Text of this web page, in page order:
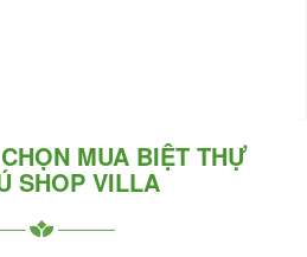
MUA BIỆT THỰ
SHOP VILLA